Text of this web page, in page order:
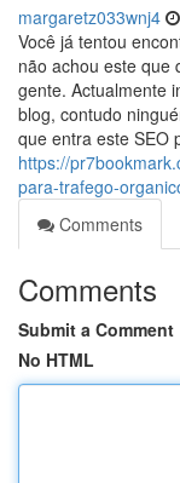
margaretz033wnj4
Você já tentou
não achou este que
gente. Actualmente
blog, contudo
que entra este SEO
https://
para-trafego-
Comments
Comments
Submit a Comment
No HTML